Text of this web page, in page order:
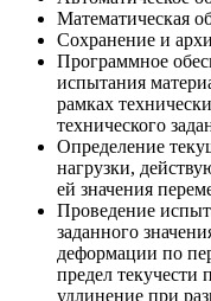
Математическая
Сохранение и
Программное
испытания
рамках
технического
Определение
нагрузки,
ей значения
Проведение
заданного
деформации по
предел текучести
удлинение при